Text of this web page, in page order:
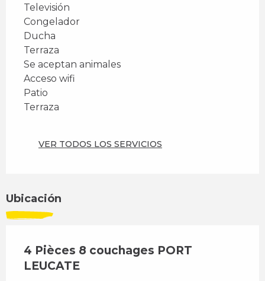
Televisión
Congelador
Ducha
Terraza
Se aceptan animales
Acceso wifi
Patio
Terraza
VER TODOS LOS SERVICIOS
Ubicación
4 Pièces 8 couchages PORT
LEUCATE